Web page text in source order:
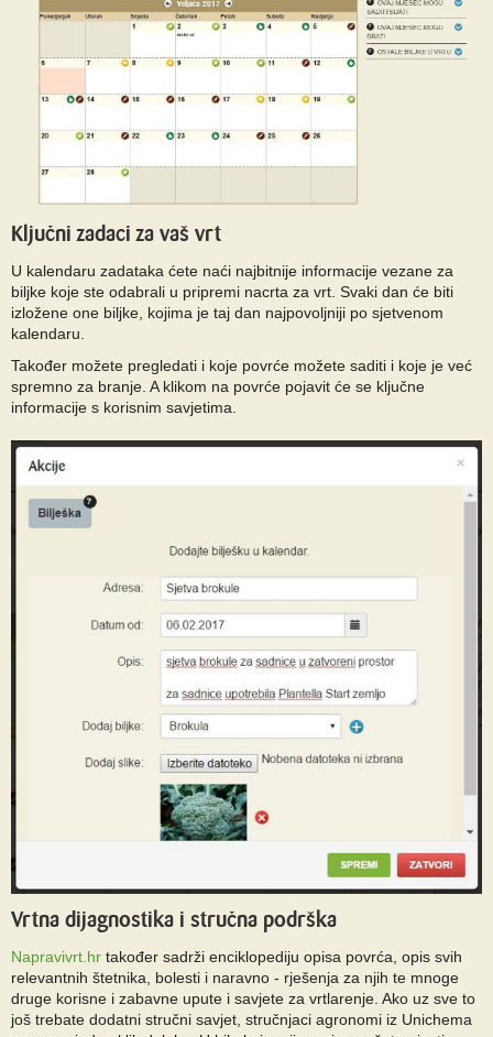
Ključni zadaci za vaš vrt
U kalendaru zadataka ćete naći najbitnije informacije vezane za
biljke koje ste odabrali u pripremi nacrta za vrt. Svaki dan će biti
izložene one biljke, kojima je taj dan najpovoljniji po sjetvenom
kalendaru.
Također možete pregledati i koje povrće možete saditi i koje je već
spremno za branje. A klikom na povrće pojavit će se ključne
informacije s korisnim savjetima.
Vrtna dijagnostika i stručna podrška
Napravivrt.hr također sadrži enciklopediju opisa povrća, opis svih
relevantnih štetnika, bolesti i naravno - rješenja za njih te mnoge
druge korisne i zabavne upute i savjete za vrtlarenje. Ako uz sve to
još trebate dodatni stručni savjet, stručnjaci agronomi iz Unichema